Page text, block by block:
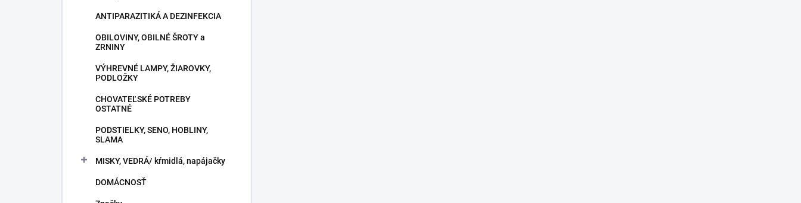
ANTIPARAZITIKÁ A DEZINFEKCIA
OBILOVINY, OBILNÉ ŠROTY a
ZRNINY
VÝHREVNÉ LAMPY, ŽIAROVKY,
PODLOŽKY
CHOVATEĽSKÉ POTREBY
OSTATNÉ
PODSTIELKY, SENO, HOBLINY,
SLAMA
MISKY, VEDRÁ/ kŕmidlá, napájačky
DOMÁCNOSŤ